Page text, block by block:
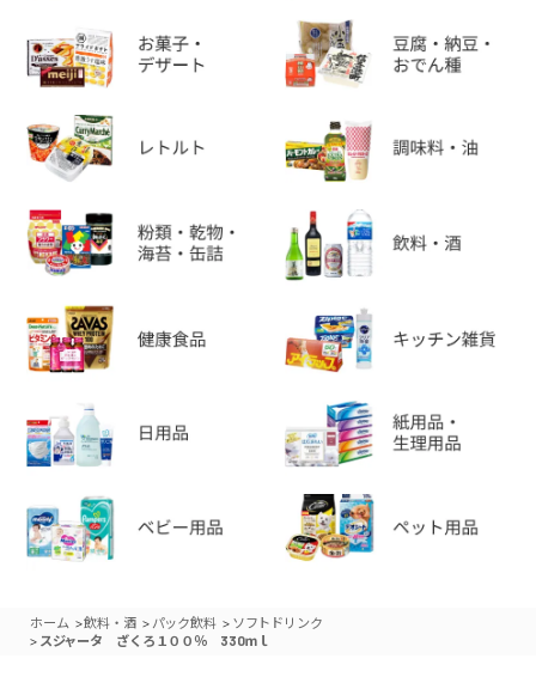
ホーム >飲料・酒 > パック飲料 > ソフトドリンク
> スジャータ ざくろ１００％ 330ｍｌ